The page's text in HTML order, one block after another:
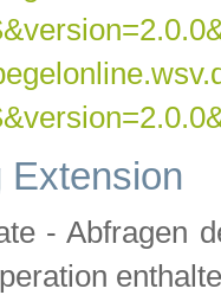
Extension
- Abfragen